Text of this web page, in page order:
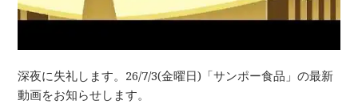
深夜に失礼します。26/7/3(金曜日)「サンポー食品」の最新
動画をお知らせします。